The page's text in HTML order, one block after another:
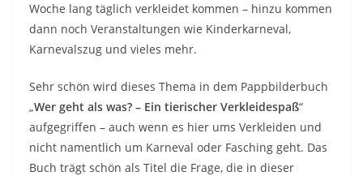
Woche lang täglich verkleidet kommen – hinzu kommen
dann noch Veranstaltungen wie Kinderkarneval,
Karnevalszug und vieles mehr.
Sehr schön wird dieses Thema in dem Pappbilderbuch
„Wer geht als was? – Ein tierischer Verkleidespaß“
aufgegriffen – auch wenn es hier ums Verkleiden und
nicht namentlich um Karneval oder Fasching geht. Das
Buch trägt schön als Titel die Frage, die in dieser